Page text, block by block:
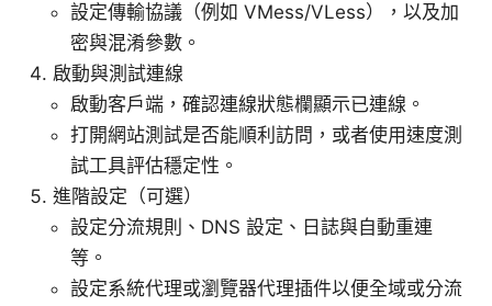
設定傳輸協議（例如 VMess/VLess），以及加
密與混淆參數。
啟動與測試連線
啟動客戶端，確認連線狀態欄顯示已連線。
打開網站測試是否能順利訪問，或者使用速度測
試工具評估穩定性。
進階設定（可選）
設定分流規則、DNS 設定、日誌與自動重連
等。
設定系統代理或瀏覽器代理插件以便全域或分流